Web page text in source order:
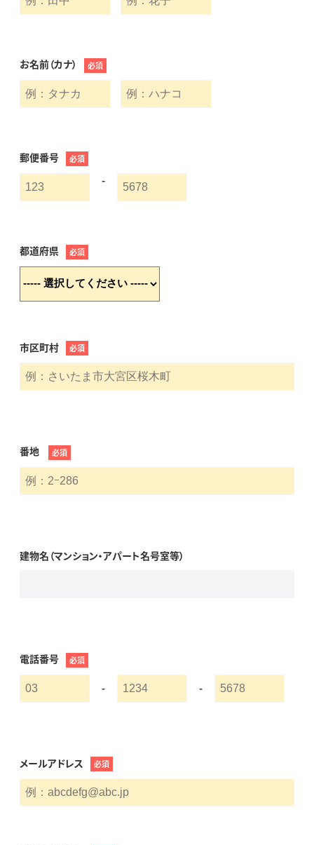
お名前（カナ） 必須
郵便番号 必須
-
都道府県 必須
市区町村 必須
番地 必須
建物名（マンション・アパート名号室等）
電話番号 必須
- -
メールアドレス 必須